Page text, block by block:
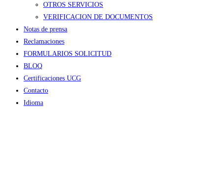
OTROS SERVICIOS
VERIFICACION DE DOCUMENTOS
Notas de prensa
Reclamaciones
FORMULARIOS SOLICITUD
BLOQ
Certificaciones UCG
Contacto
Idioma